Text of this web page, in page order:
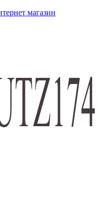
магазин